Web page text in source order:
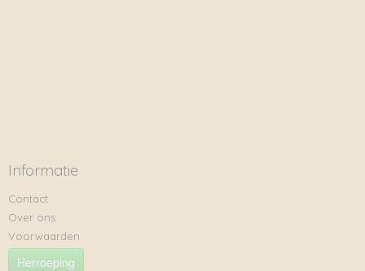
Informatie
Contact
Over ons
Voorwaarden
Herroeping